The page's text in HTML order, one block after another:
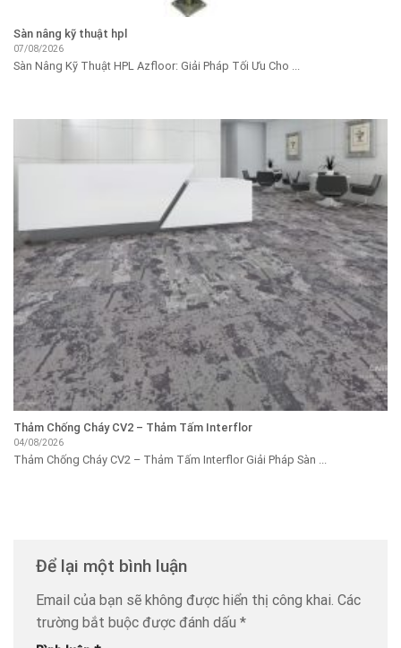
Sàn nâng kỹ thuật hpl
07/08/2026
Sàn Nâng Kỹ Thuật HPL Azfloor: Giải Pháp Tối Ưu Cho ...
Thảm Chống Cháy CV2 – Thảm Tấm Interflor
04/08/2026
Thảm Chống Cháy CV2 – Thảm Tấm Interflor Giải Pháp Sàn ...
Để lại một bình luận
Email của bạn sẽ không được hiển thị công khai. Các
trường bắt buộc được đánh dấu *